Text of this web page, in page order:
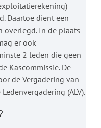
Daartoe dient een
overlegd. In de plaats
er ook
2 leden die geen
Kascommissie. De
de Vergadering van
(ALV).